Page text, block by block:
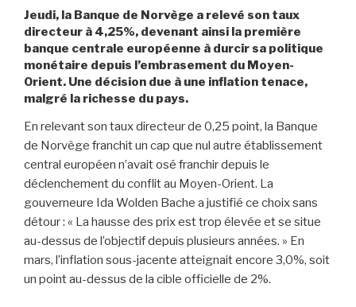
Jeudi, la Banque de Norvège a relevé son taux
directeur à 4,25%, devenant ainsi la première
banque centrale européenne à durcir sa politique
monétaire depuis l’embrasement du Moyen-
Orient. Une décision due à une inflation tenace,
malgré la richesse du pays.
En relevant son taux directeur de 0,25 point, la Banque
de Norvège franchit un cap que nul autre établissement
central européen n’avait osé franchir depuis le
déclenchement du conflit au Moyen-Orient. La
gouverneure Ida Wolden Bache a justifié ce choix sans
détour : « La hausse des prix est trop élevée et se situe
au-dessus de l’objectif depuis plusieurs années. » En
mars, l’inflation sous-jacente atteignait encore 3,0%, soit
un point au-dessus de la cible officielle de 2%.